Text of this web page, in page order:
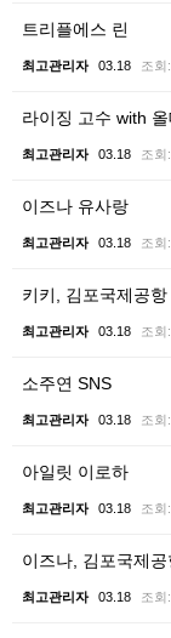
트리플에스 린
최고관리자 03.18 조회:
라이징 고수 with
최고관리자 03.18 조회:
이즈나 유사랑
최고관리자 03.18 조회:
키키, 김포국제공
최고관리자 03.18 조회:
소주연 SNS
최고관리자 03.18 조회:
아일릿 이로하
최고관리자 03.18 조회:
이즈나, 김포국제
최고관리자 03.18 조회: